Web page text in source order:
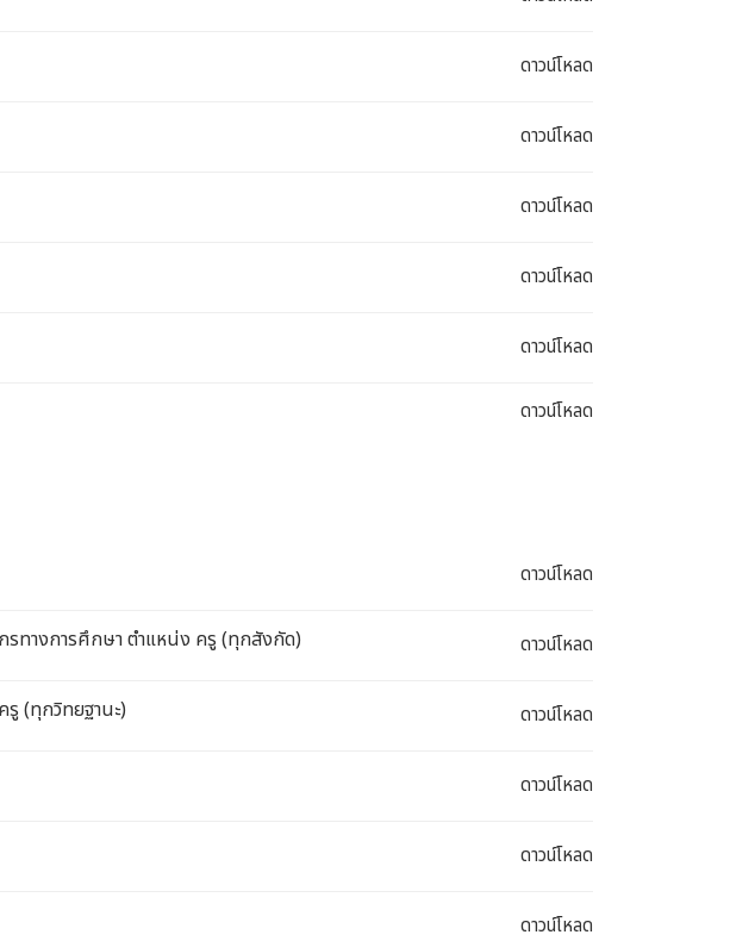
ดาวน์โหลด
ดาวน์โหลด
ดาวน์โหลด
ดาวน์โหลด
ดาวน์โหลด
ดาวน์โหลด
ดาวน์โหลด
รทางการศึกษา ตําแหน่ง ครู (ทุกสังกัด) ดาวน์โหลด
(ทุกวิทยฐานะ) ดาวน์โหลด
ดาวน์โหลด
ดาวน์โหลด
ดาวน์โหลด